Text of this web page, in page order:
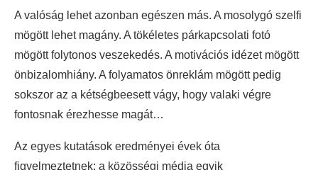
A valóság lehet azonban egészen más. A mosolygó szelfi
mögött lehet magány. A tökéletes párkapcsolati fotó
mögött folytonos veszekedés. A motivációs idézet mögött
önbizalomhiány. A folyamatos önreklám mögött pedig
sokszor az a kétségbeesett vágy, hogy valaki végre
fontosnak érezhesse magát…
Az egyes kutatások eredményei évek óta
figyelmeztetnek: a közösségi média egyik